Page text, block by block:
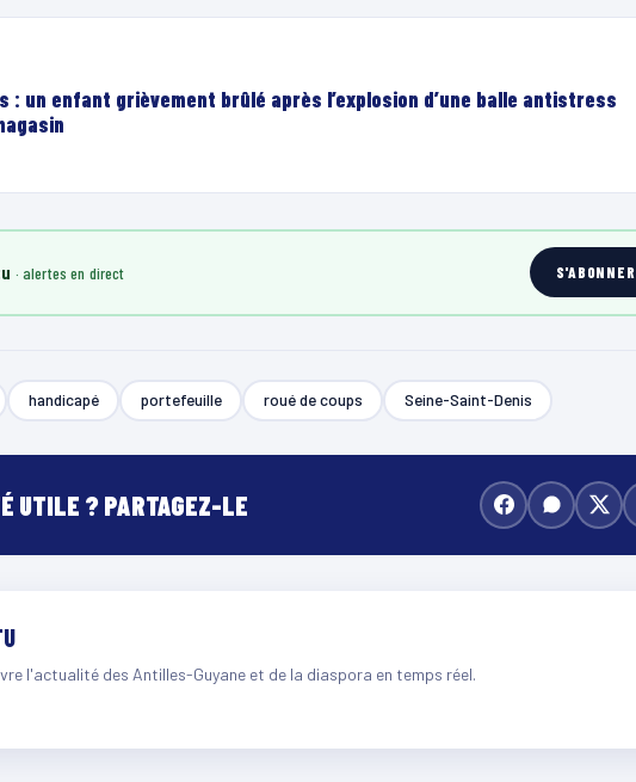
: un enfant grièvement brûlé après l’explosion d’une balle antistress
S'ABONNER
handicapé portefeuille roué de coups Seine-Saint-Denis
UTILE ? PARTAGEZ-LE
l'actualité des Antilles-Guyane et de la diaspora en temps réel.